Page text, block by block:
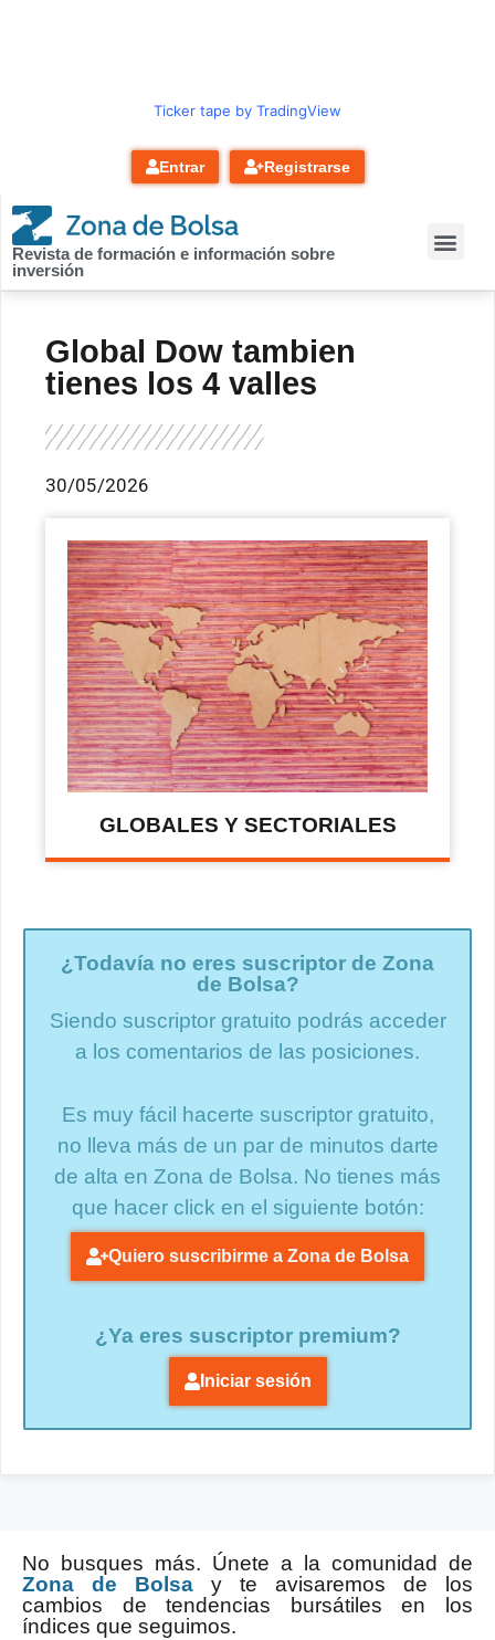
Ticker tape by TradingView
Entrar Registrarse
Revista de formación e información sobre
inversión
Global Dow tambien
tienes los 4 valles
30/05/2026
GLOBALES Y SECTORIALES
¿Todavía no eres suscriptor de Zona
de Bolsa?
Siendo suscriptor gratuito podrás acceder
a los comentarios de las posiciones.
Es muy fácil hacerte suscriptor gratuito,
no lleva más de un par de minutos darte
de alta en Zona de Bolsa. No tienes más
que hacer click en el siguiente botón:
Quiero suscribirme a Zona de Bolsa
¿Ya eres suscriptor premium?
Iniciar sesión
No busques más. Únete a la comunidad de
Zona de Bolsa y te avisaremos de los
cambios de tendencias bursátiles en los
índices que seguimos.